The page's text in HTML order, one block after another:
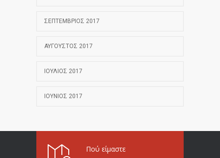
ΣΕΠΤΈΜΒΡΙΟΣ 2017
ΑΎΓΟΥΣΤΟΣ 2017
ΙΟΎΛΙΟΣ 2017
ΙΟΎΝΙΟΣ 2017
Πού είμαστε